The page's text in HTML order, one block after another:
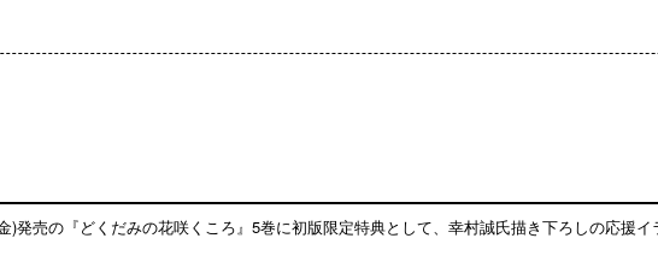
)発売の『どくだみの花咲くころ』5巻に初版限定特典として、幸村誠氏描き下ろしの応援